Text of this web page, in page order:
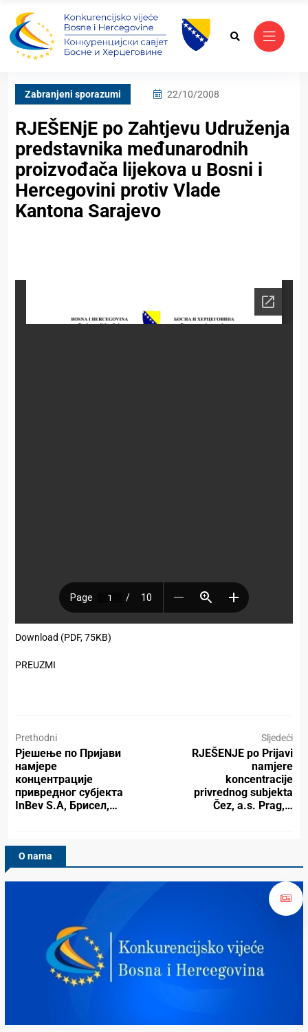
Zabranjeni sporazumi 22/10/2008
RJEŠENjE po Zahtjevu Udruženja
predstavnika međunarodnih
proizvođača lijekova u Bosni i
Hercegovini protiv Vlade
Kantona Sarajevo
Download (PDF, 75KB)
PREUZMI
Prethodni
Рјешење по Пријави
намјере
концентрације
привредног субјекта
InBev S.A, Брисел,…
Sljedeći
RJEŠENJE po Prijavi
namjere
koncentracije
privrednog subjekta
Čez, a.s. Prag,…
O nama